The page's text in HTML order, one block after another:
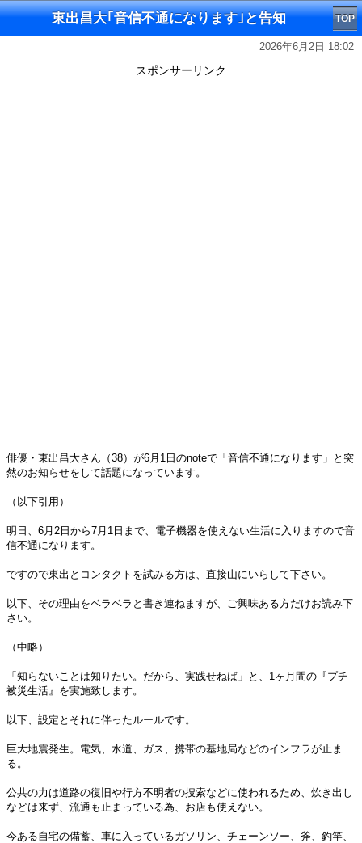
東出昌大｢音信不通になります｣と告知 TOP
2026年6月2日 18:02
スポンサーリンク
俳優・東出昌大さん（38）が6月1日のnoteで「音信不通になります」と突
然のお知らせをして話題になっています。
（以下引用）
明日、6月2日から7月1日まで、電子機器を使えない生活に入りますので音
信不通になります。
ですので東出とコンタクトを試みる方は、直接山にいらして下さい。
以下、その理由をベラベラと書き連ねますが、ご興味ある方だけお読み下
さい。
（中略）
「知らないことは知りたい。だから、実践せねば」と、1ヶ月間の『プチ
被災生活』を実施致します。
以下、設定とそれに伴ったルールです。
巨大地震発生。電気、水道、ガス、携帯の基地局などのインフラが止ま
る。
公共の力は道路の復旧や行方不明者の捜索などに使われるため、炊き出し
などは来ず、流通も止まっている為、お店も使えない。
今ある自宅の備蓄、車に入っているガソリン、チェーンソー、斧、釣竿、